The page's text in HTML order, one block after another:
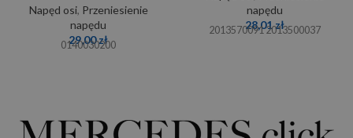
Napęd osi, Przeniesienie
napędu
29,00zł
0140030200
napędu
28,01zł
2013570091 2013500037